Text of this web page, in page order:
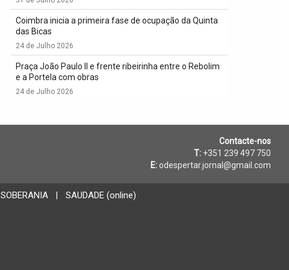
Coimbra inicia a primeira fase de ocupação da Quinta
das Bicas
24 de Julho 2026
Praça João Paulo II e frente ribeirinha entre o Rebolim
e a Portela com obras
24 de Julho 2026
Contacte-nos
T: +351 239 497 750
E: odespertar.jornal@gmail.com
SOBERANIA | SAUDADE (online)